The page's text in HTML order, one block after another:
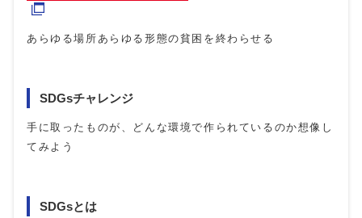
あらゆる場所あらゆる形態の貧困を終わらせる
SDGsチャレンジ
手に取ったものが、どんな環境で作られているのか想像し
てみよう
SDGsとは